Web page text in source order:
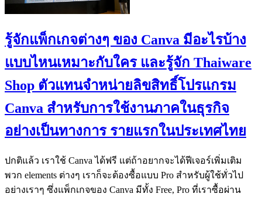
รู้จักแพ็กเกจต่างๆ ของ Canva มีอะไรบ้าง
แบบไหนเหมาะกับใคร และรู้จัก Thaiware
Shop ตัวแทนจำหน่ายลิขสิทธิ์โปรแกรม
Canva สำหรับการใช้งานภาคในธุรกิจ
อย่างเป็นทางการ รายแรกในประเทศไทย
ปกติแล้ว เราใช้ Canva ได้ฟรี แต่ถ้าอยากจะได้ฟีเจอร์เพิ่มเติม
พวก elements ต่างๆ เราก็จะต้องซื้อแบบ Pro สำหรับผู้ใช้ทั่วไป
อย่างเราๆ ซึ่งแพ็กเกจของ Canva มีทั้ง Free, Pro ที่เราซื้อผ่าน